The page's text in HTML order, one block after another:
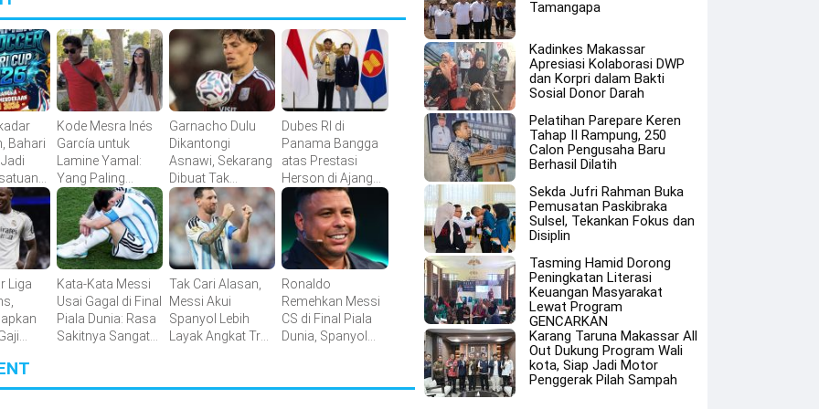
Bahari
Bola
Kode Mesra Inés
García untuk
Lamine Yamal:
Yang Paling
Kubutuhkan
Garnacho Dulu
Dikantongi
Asnawi, Sekarang
Dibuat Tak
Berkutik oleh
Indonesia All Star
Dubes RI di
Panama Bangga
atas Prestasi
Herson di Ajang
Kompetisi Dunia
Liga
Kata-Kata Messi
Usai Gagal di Final
Piala Dunia: Rasa
Sakitnya Sangat
Tak Cari Alasan,
Messi Akui
Spanyol Lebih
Layak Angkat Trofi
Ronaldo
Remehkan Messi
CS di Final Piala
Dunia, Spanyol
Lawan Argentina
Tamangapa
Kadinkes Makassar
Apresiasi Kolaborasi DWP
dan Korpri dalam Bakti
Sosial Donor Darah
Pelatihan Parepare Keren
Tahap II Rampung, 250
Calon Pengusaha Baru
Berhasil Dilatih
Sekda Jufri Rahman Buka
Pemusatan Paskibraka
Sulsel, Tekankan Fokus dan
Disiplin
Tasming Hamid Dorong
Peningkatan Literasi
Keuangan Masyarakat
Lewat Program
GENCARKAN
Karang Taruna Makassar All
Out Dukung Program Wali
kota, Siap Jadi Motor
Penggerak Pilah Sampah